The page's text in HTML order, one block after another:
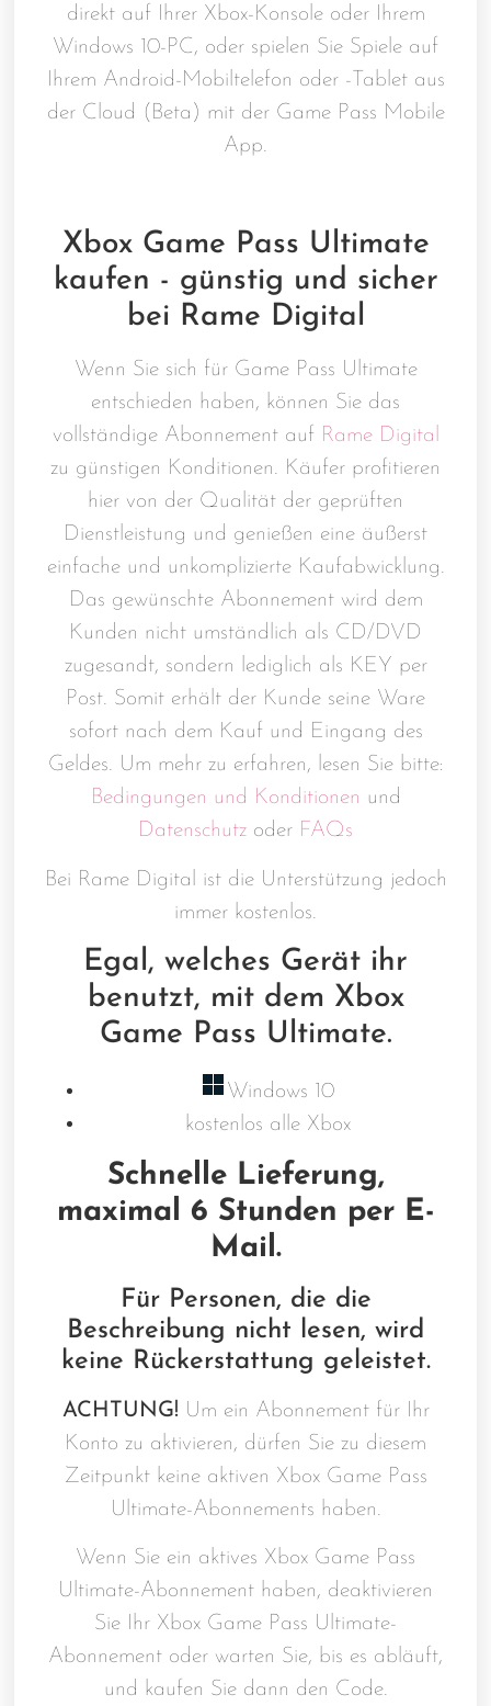
direkt auf Ihrer Xbox-Konsole oder Ihrem
Windows 10-PC, oder spielen Sie Spiele auf
Ihrem Android-Mobiltelefon oder -Tablet aus
der Cloud (Beta) mit der Game Pass Mobile
App.
Xbox Game Pass Ultimate
kaufen - günstig und sicher
bei Rame Digital
Wenn Sie sich für Game Pass Ultimate
entschieden haben, können Sie das
vollständige Abonnement auf Rame Digital
zu günstigen Konditionen. Käufer profitieren
hier von der Qualität der geprüften
Dienstleistung und genießen eine äußerst
einfache und unkomplizierte Kaufabwicklung.
Das gewünschte Abonnement wird dem
Kunden nicht umständlich als CD/DVD
zugesandt, sondern lediglich als KEY per
Post. Somit erhält der Kunde seine Ware
sofort nach dem Kauf und Eingang des
Geldes. Um mehr zu erfahren, lesen Sie bitte:
Bedingungen und Konditionen und
Datenschutz oder FAQs
Bei Rame Digital ist die Unterstützung jedoch
immer kostenlos.
Egal, welches Gerät ihr
benutzt, mit dem Xbox
Game Pass Ultimate.
Windows 10
kostenlos alle Xbox
Schnelle Lieferung,
maximal 6 Stunden per E-
Mail.
Für Personen, die die
Beschreibung nicht lesen, wird
keine Rückerstattung geleistet.
ACHTUNG! Um ein Abonnement für Ihr
Konto zu aktivieren, dürfen Sie zu diesem
Zeitpunkt keine aktiven Xbox Game Pass
Ultimate-Abonnements haben.
Wenn Sie ein aktives Xbox Game Pass
Ultimate-Abonnement haben, deaktivieren
Sie Ihr Xbox Game Pass Ultimate-
Abonnement oder warten Sie, bis es abläuft,
und kaufen Sie dann den Code.